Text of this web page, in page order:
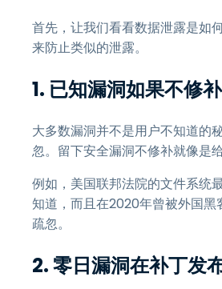
首先，让我们看看数据泄露是如
来防止类似的泄露。
1. 已知漏洞如果不修
大多数漏洞并不是用户不知道的
忽。留下安全漏洞不修补就像是
例如，美国联邦法院的文件系统
知道，而且在2020年曾被外国
疏忽。
2. 零日漏洞在补丁